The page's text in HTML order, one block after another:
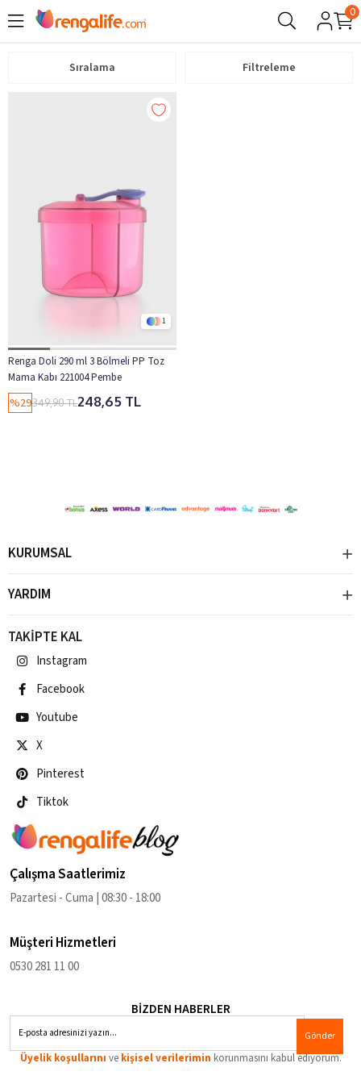
0
Filtreleme
Sıralama
1
Renga Doli 290 ml 3 Bölmeli PP Toz
Mama Kabı 221004 Pembe
248,65 TL
349,90 TL
%29
KURUMSAL
YARDIM
TAKİPTE KAL
Instagram
Facebook
Youtube
X
Pinterest
Tiktok
Çalışma Saatlerimiz
Pazartesi - Cuma | 08:30 - 18:00
Müşteri Hizmetleri
0530 281 11 00
BİZDEN HABERLER
Gönder
Üyelik koşullarını ve kişisel verilerimin korunmasını kabul ediyorum.